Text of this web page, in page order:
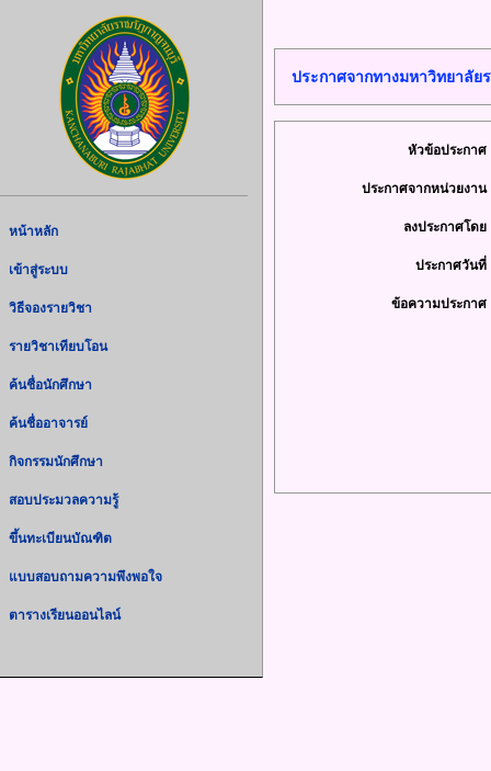
หน้าหลัก
เข้าสู่ระบบ
วิธีจองรายวิชา
รายวิชาเทียบโอน
ค้นชื่อนักศึกษา
ค้นชื่ออาจารย์
กิจกรรมนักศึกษา
สอบประมวลความรู้
ขึ้นทะเบียนบัณฑิต
แบบสอบถามความพึงพอใจ
ตารางเรียนออนไลน์
ประกาศจากทางมหาวิทยาลั
หัวข้อประกาศ
ประกาศจากหน่วยงาน
ลงประกาศโดย
ประกาศวันที่
ข้อความประกาศ